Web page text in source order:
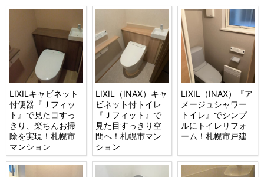
LIXILキャビネット
付便器『Ｊフィッ
ト』で見た目すっ
きり、楽ちんお掃
除を実現！札幌市
マンション
LIXIL（INAX）キャ
ビネット付トイレ
『Ｊフィット』で
見た目すっきり空
間へ！札幌市マン
ション
LIXIL（INAX）『ア
メージュシャワー
トイレ』でシンプ
ルにトイレリフォ
ーム！札幌市戸建